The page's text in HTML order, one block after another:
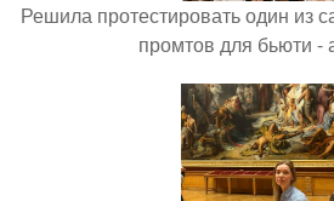
Решила протестировать один из
промтов для бьюти -